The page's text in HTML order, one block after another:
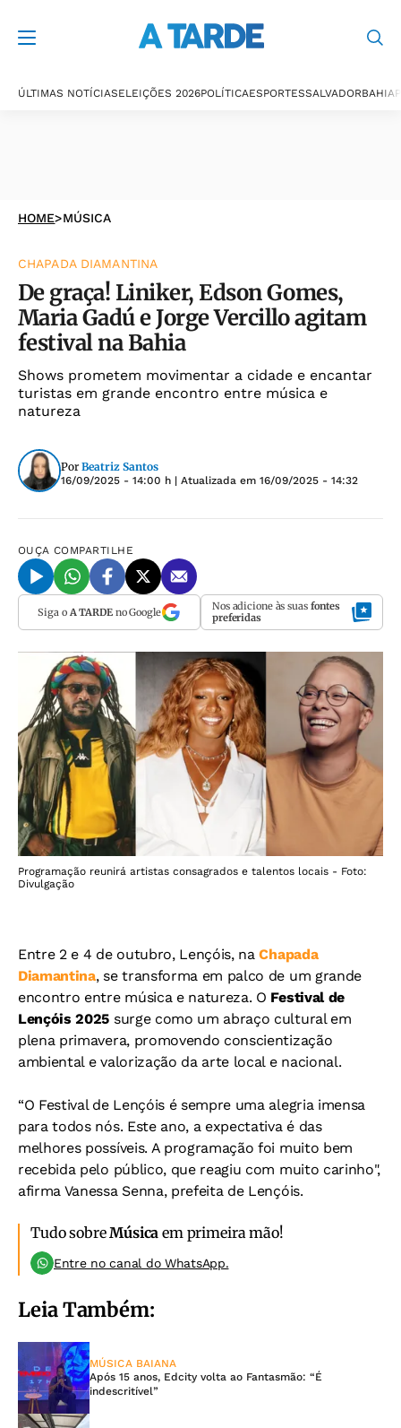
ÚLTIMAS NOTÍCIASELEIÇÕES 2026POLÍTICAESPORTESSALVADORBAHIA
HOME>MÚSICA
CHAPADA DIAMANTINA
De graça! Liniker, Edson Gomes,
Maria Gadú e Jorge Vercillo agitam
festival na Bahia
Shows prometem movimentar a cidade e encantar
turistas em grande encontro entre música e
natureza
Por Beatriz Santos
16/09/2025 - 14:00 h | Atualizada em 16/09/2025 - 14:32
OUÇA COMPARTILHE
Siga o A TARDEno Google Nos adicione às suas fontes
preferidas
Programação reunirá artistas consagrados e talentos locais - Foto:
Divulgação
Entre 2 e 4 de outubro, Lençóis, naChapada
Diamantina, se transforma em palco de um grande
encontro entre música e natureza. O Festival de
Lençóis 2025 surge como um abraço cultural em
plena primavera, promovendo conscientização
ambiental e valorização da arte local e nacional.
“O Festival de Lençóis é sempre uma alegria imensa
para todos nós. Este ano, a expectativa é das
melhores possíveis. A programação foi muito bem
recebida pelo público, que reagiu com muito carinho",
afirma Vanessa Senna, prefeita de Lençóis.
Tudo sobreMúsica em primeira mão!
Entre no canal do WhatsApp.
Leia Também:
MÚSICA BAIANA
Após 15 anos, Edcity volta ao Fantasmão: “É
indescritível”